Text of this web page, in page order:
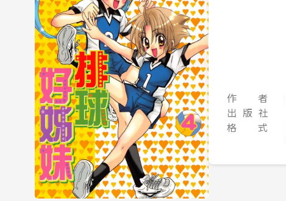
作 者
出 版 社
格 式